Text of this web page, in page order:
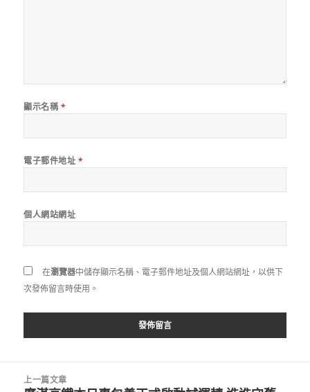
顯示名稱 *
電子郵件地址 *
個人網站網址
在瀏覽器中儲存顯示名稱、電子郵件地址及個人網站網址，以供下
次發佈留言時使用。
上一篇文章